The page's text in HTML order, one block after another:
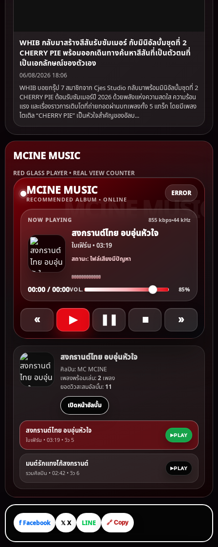
WHIB กลับมาสร้างสีสันรับซัมเมอร์ กับมินิอัลบั้มชุดที่ 2
CHERRY PIE พร้อมออกเดินทางค้นหาสีสันที่เป็นตัวตนที่
เป็นเอกลักษณ์ของตัวเอง
06/08/2026 18:06
WHIB บอยกรุ๊ป 7 สมาชิกจาก Cjes Studio กลับมาพร้อมมินิอัลบั้มชุดที่ 2
CHERRY PIE ต้อนรับซัมเมอร์ปี 2026 ด้วยพลังแห่งความสดใส ความร้อน
แรง และเรื่องราวการเติบโตที่ถ่ายทอดผ่านบทเพลงทั้ง 5 แทร็ก โดยมีเพลง
ไตเติล “CHERRY PIE” เป็นหัวใจสำคัญของอัลบ...
MCINE MUSIC
RED GLASS PLAYER • REAL VIEW COUNTER
MCINE MUSIC
RECOMMENDED ALBUM • ONLINE
ERROR
NOW PLAYING 855 kbps•44 kHz
สงกรานต์ไทย อบอุ่นหัวใจ
ใบเฟิร์น • 03:19
สถานะ: ไฟล์เสียงมีปัญหา
00:00 / 00:00VOL. 85%
« ▶ ■ »
สงกรานต์ไทย อบอุ่นหัวใจ
ศิลปิน: MC MCINE
เพลงพร้อมเล่น:2 เพลง
ยอดวิวสะสมอัลบั้ม: 11
เปิดหน้าอัลบั้ม
สงกรานต์ไทย อบอุ่นหัวใจ
ใบเฟิร์น • 03:19 • วิว 5
PLAY
มนต์รักแทงโก้สงกรานต์
รวมศิลปิน • 02:42 • วิว 6
PLAY
f Facebook 𝕏 X LINE 🔗 Copy